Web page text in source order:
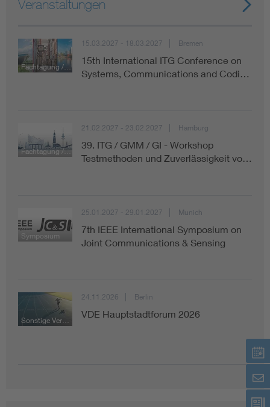
Veranstaltungen
Fachtagung / Konferenz
15.03.2027 - 18.03.2027 Bremen
15th International ITG Conference on
Systems, Communications and Codi…
Fachtagung / Konferenz
21.02.2027 - 23.02.2027 Hamburg
39. ITG / GMM / GI - Workshop
Testmethoden und Zuverlässigkeit vo…
Symposium
25.01.2027 - 29.01.2027 Munich
7th IEEE International Symposium on
Joint Communications & Sensing
Sonstige Veranstaltung
24.11.2026 Berlin
VDE Hauptstadtforum 2026